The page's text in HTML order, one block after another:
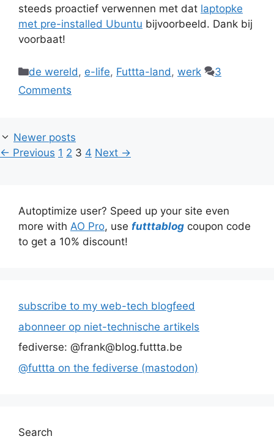
steeds proactief verwennen met dat laptopke
met pre-installed Ubuntu bijvoorbeeld. Dank bij
voorbaat!
Categories
de wereld, e-life, Futtta-land, werk
3
Comments
Newer posts
← Previous Page
1 Page
2 Page
3 Page
4 Next →
Autoptimize user? Speed up your site even
more with AO Pro, use futttablog coupon code
to get a 10% discount!
subscribe to my web-tech blogfeed
abonneer op niet-technische artikels
fediverse: @frank@blog.futtta.be
@futtta on the fediverse (mastodon)
Search